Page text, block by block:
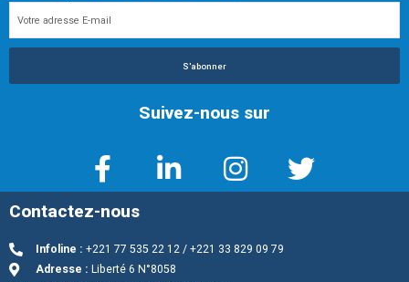
S'abonner
Suivez-nous sur
Contactez-nous
Infoline : +221 77 535 22 12 / +221 33 829 09 79
Adresse : Liberté 6 N°8058